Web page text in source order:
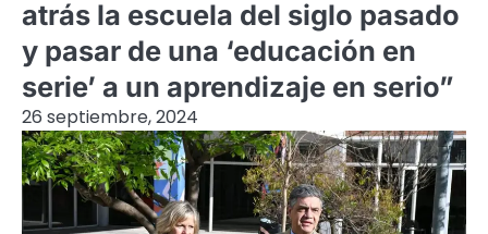
atrás la escuela del siglo pasado
y pasar de una ‘educación en
serie’ a un aprendizaje en serio”
26 septiembre, 2024